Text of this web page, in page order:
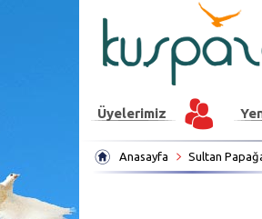
Üyelerimiz
Anasayfa Sultan